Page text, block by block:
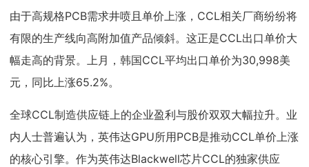
由于高规格PCB需求井喷且单价上涨，CCL相关厂商纷纷将
有限的生产线向高附加值产品倾斜。这正是CCL出口单价大
幅走高的背景。上月，韩国CCL平均出口单价为30,998美
元，同比上涨65.2%。
全球CCL制造供应链上的企业盈利与股价双双大幅拉升。业
内人士普遍认为，英伟达GPU所用PCB是推动CCL单价上涨
的核心引擎。作为英伟达Blackwell芯片CCL的独家供应